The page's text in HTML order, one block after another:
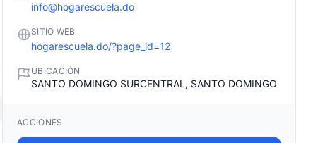
info@hogarescuela.do
SITIO WEB
hogarescuela.do/?page_id=12
UBICACIÓN
SANTO DOMINGO SURCENTRAL, SANTO DOMINGO
ACCIONES